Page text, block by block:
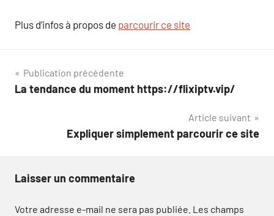
Plus d’infos à propos de parcourir ce site
Navigation
de
Publication précédente
La tendance du moment https://flixiptv.vip/
Article suivant
Expliquer simplement parcourir ce site
Laisser un commentaire
Votre adresse e-mail ne sera pas publiée. Les champs